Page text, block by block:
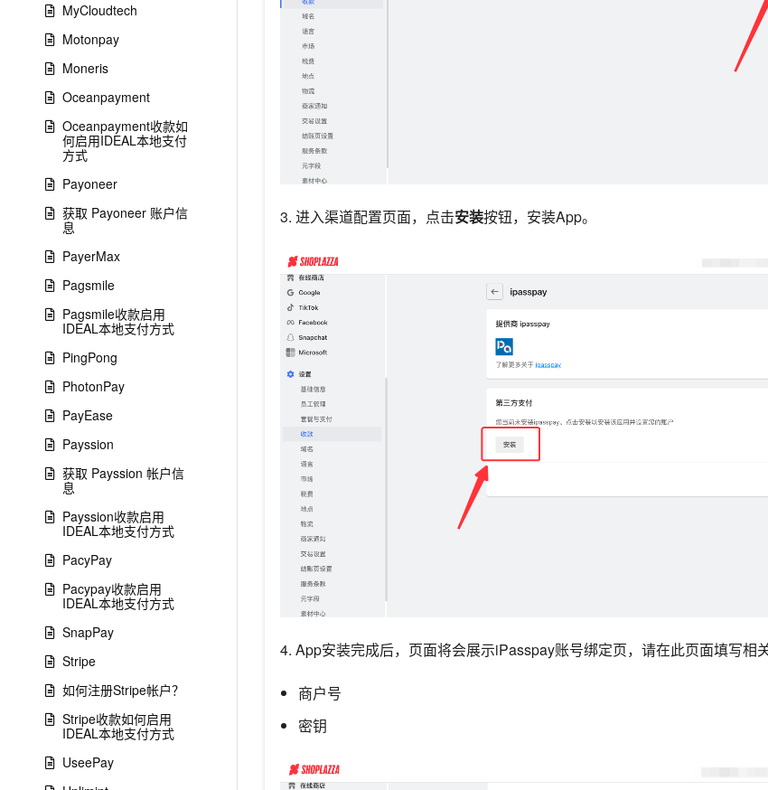
MyCloudtech
Motonpay
Moneris
Oceanpayment
Oceanpayment收款如
何启用IDEAL本地支付
方式
Payoneer
获取 Payoneer 账户信
息
PayerMax
Pagsmile
Pagsmile收款启用
IDEAL本地支付方式
PingPong
PhotonPay
PayEase
Payssion
获取 Payssion 帐户信
息
Payssion收款启用
IDEAL本地支付方式
PacyPay
Pacypay收款启用
IDEAL本地支付方式
SnapPay
Stripe
如何注册Stripe帐户？
Stripe收款如何启用
IDEAL本地支付方式
UseePay
3. 进入渠道配置页面，点击安装按钮，安装App。
4. App安装完成后，页面将会展示iPasspay账号绑定页，请在此页面填写相
商户号
密钥